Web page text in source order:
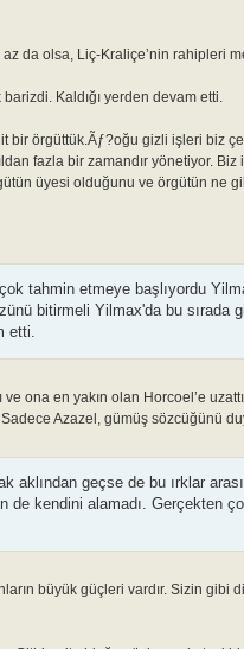
da olsa, Liç-Kraliçe’nin rahipleri
Kaldığı yerden devam etti.
örgüttük.Ãƒ?oğu gizli işleri biz
fazla bir zamandır yönetiyor.
üyesi olduğunu ve örgütün ne
tahmin etmeye başlıyordu
bitirmeli Yilmax'da bu sırada
etti.
ve ona en yakın olan Horcoel’e
Azazel, gümüş sözcüğünü
aklından geçse de bu ırklar
de kendini alamadı. Gerçekten
büyük güçleri vardır. Sizin gibi